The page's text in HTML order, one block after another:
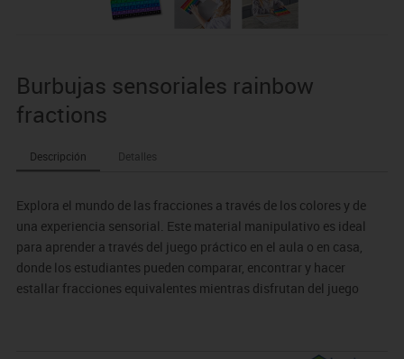
Burbujas sensoriales rainbow
fractions
Descripción Detalles
Explora el mundo de las fracciones a través de los colores y de
una experiencia sensorial. Este material manipulativo es ideal
para aprender a través del juego práctico en el aula o en casa,
donde los estudiantes pueden comparar, encontrar y hacer
estallar fracciones equivalentes mientras disfrutan del juego